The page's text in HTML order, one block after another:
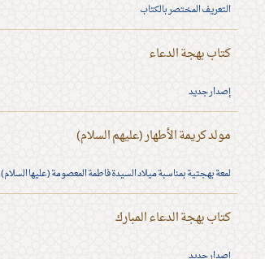
التعريف المختصر بالكتاب
كتاب بهجة الدعاء
إصدار جديد
مولد كريمة الأطهار (عليهم السلام)
لمعة بهجتية بمناسبة ميلاد السيدة فاطمة المعصومة (عليها السلام)
كتاب بهجة الدعاء المبارك
إصدار جديد